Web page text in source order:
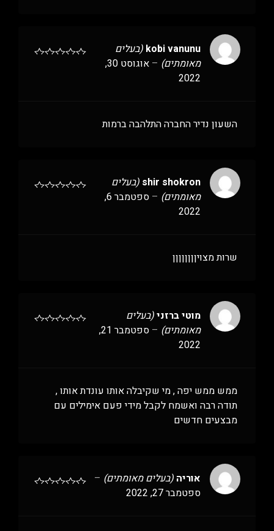
kobi vanunu (בעלים
מאומתים) –
אוגוסט 30,
2022
השעון נדיר החברה התלהבה ברמות
shir shokron (בעלים
מאומתים) –
ספטמבר 6,
2022
שרות מצויןןןןןןןן
מוטי ברזני(בעלים
מאומתים) –
ספטמבר 21,
2022
ממש ממש יפה , מי שקיבלה אותו עונדת אותו ,
תודה רבה ואשמח לקבל מידי פעם אימילים עם
מבצעים חדשים
אוריה (בעלים מאומתים) –
ספטמבר 27, 2022